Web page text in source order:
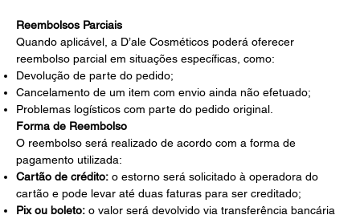
Reembolsos Parciais
Quando aplicável, a D’ale Cosméticos poderá oferecer
reembolso parcial em situações específicas, como:
Devolução de parte do pedido;
Cancelamento de um item com envio ainda não efetuado;
Problemas logísticos com parte do pedido original.
Forma de Reembolso
O reembolso será realizado de acordo com a forma de
pagamento utilizada:
Cartão de crédito: o estorno será solicitado à operadora do
cartão e pode levar até duas faturas para ser creditado;
Pix ou boleto: o valor será devolvido via transferência bancária